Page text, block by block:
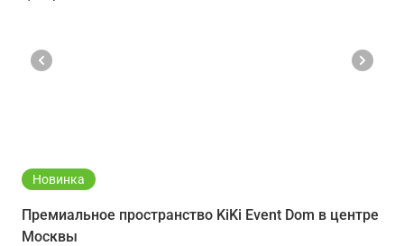
Новинка
Премиальное пространство KiKi Event Dom в центре
Москвы